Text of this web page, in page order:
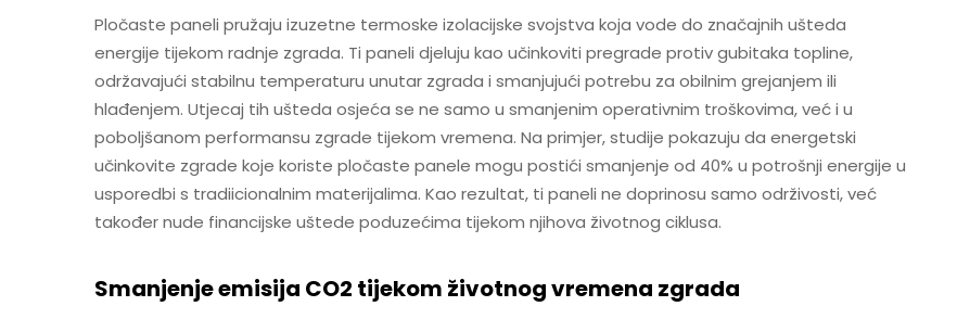
Pločaste paneli pružaju izuzetne termoske izolacijske svojstva koja vode do značajnih ušteda
energije tijekom radnje zgrada. Ti paneli djeluju kao učinkoviti pregrade protiv gubitaka topline,
održavajući stabilnu temperaturu unutar zgrada i smanjujući potrebu za obilnim grejanjem ili
hlađenjem. Utjecaj tih ušteda osjeća se ne samo u smanjenim operativnim troškovima, već i u
poboljšanom performansu zgrade tijekom vremena. Na primjer, studije pokazuju da energetski
učinkovite zgrade koje koriste pločaste panele mogu postići smanjenje od 40% u potrošnji energije u
usporedbi s tradiicionalnim materijalima. Kao rezultat, ti paneli ne doprinosu samo održivosti, već
također nude financijske uštede poduzećima tijekom njihova životnog ciklusa.
Smanjenje emisija CO2 tijekom životnog vremena zgrada